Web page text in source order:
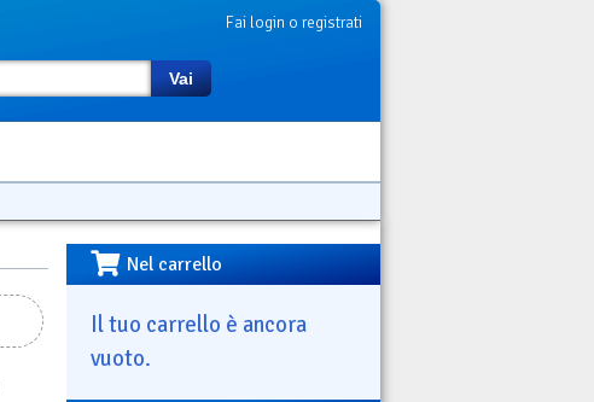
Fai login o registrati
Vai
Nel carrello
Il tuo carrello è ancora
vuoto.